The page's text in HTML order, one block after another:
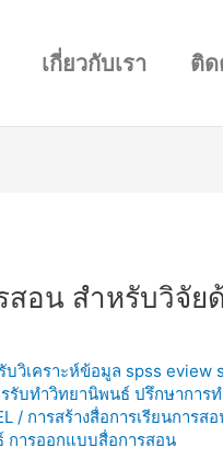
เกี่ยวกับเรา ติด
สอน สำหรับวิจั
วิเคราะห์ข้อมูล spss eview
รับทำวิทยานิพนธ์ ปรึกษาการ
/ การสร้างสื่อการเรียนการส
การออกแบบสื่อการสอน